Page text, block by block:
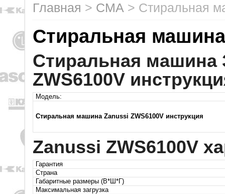
Главная > СМА > Стиральная
Стиральная
Стиральная машина
ZWS6100V
Модель:
Стиральная машина Zanussi ZWS6100V инструкция
Zanussi ZWS6100V
Гарантия
Страна
Габаритные размеры (В*Ш*Г)
Максимальная загрузка